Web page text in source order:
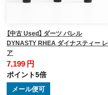
【中古 Used】 ダーツ バレル
DYNASTY RHEA ダイナスティー レ
ア
7,199 円
ポイント5倍
メール便可